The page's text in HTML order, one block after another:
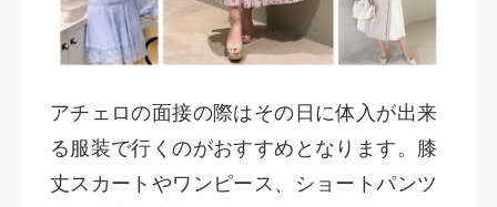
アチェロの面接の際はその日に体入が出来
る服装で行くのがおすすめとなります。膝
丈スカートやワンピース、ショートパンツ